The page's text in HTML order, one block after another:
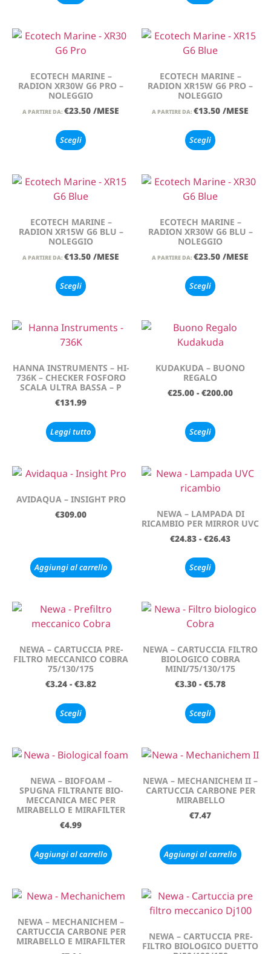
ECOTECH MARINE –
RADION XR30W G6 PRO –
NOLEGGIO
A PARTIRE DA: €23.50 /MESE
Scegli
ECOTECH MARINE –
RADION XR15W G6 PRO –
NOLEGGIO
A PARTIRE DA: €13.50 /MESE
Scegli
ECOTECH MARINE –
RADION XR15W G6 BLU –
NOLEGGIO
A PARTIRE DA: €13.50 /MESE
Scegli
ECOTECH MARINE –
RADION XR30W G6 BLU –
NOLEGGIO
A PARTIRE DA: €23.50 /MESE
Scegli
HANNA INSTRUMENTS – HI-
736K – CHECKER FOSFORO
SCALA ULTRA BASSA – P
€131.99
Leggi tutto
KUDAKUDA – BUONO
REGALO
€25.00 - €200.00
Scegli
AVIDAQUA – INSIGHT PRO
€309.00
Aggiungi al carrello
NEWA – LAMPADA DI
RICAMBIO PER MIRROR UVC
€24.83 - €26.43
Scegli
NEWA – CARTUCCIA PRE-
FILTRO MECCANICO COBRA
75/130/175
€3.24 - €3.82
Scegli
NEWA – CARTUCCIA FILTRO
BIOLOGICO COBRA
MINI/75/130/175
€3.30 - €5.78
Scegli
NEWA – BIOFOAM –
SPUGNA FILTRANTE BIO-
MECCANICA MEC PER
MIRABELLO E MIRAFILTER
€4.99
Aggiungi al carrello
NEWA – MECHANICHEM II –
CARTUCCIA CARBONE PER
MIRABELLO
€7.47
Aggiungi al carrello
NEWA – MECHANICHEM –
CARTUCCIA CARBONE PER
MIRABELLO E MIRAFILTER
NEWA – CARTUCCIA PRE-
FILTRO BIOLOGICO DUETTO